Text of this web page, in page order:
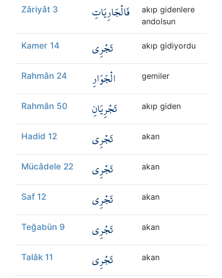
Zâriyât 3 فَالْجَارِيَاتِ
akıp gidenlere
andolsun
Kamer 14 تَجْرِي akıp gidiyordu
Rahmân 24 الْجَوَارِ gemiler
Rahmân 50 تَجْرِيَانِ akıp giden
Hadid 12 تَجْرِي akan
Mücâdele 22 تَجْرِي akan
Saf 12 تَجْرِي akan
Teğabün 9 تَجْرِي akan
Talâk 11 تَجْرِي akan